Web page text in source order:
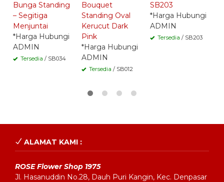
Bunga Standing
– Segitiga
Menjuntai
*Harga Hubungi
ADMIN
Tersedia / SB034
Bouquet
Standing Oval
Kerucut Dark
Pink
*Harga Hubungi
ADMIN
Tersedia / SB012
SB203
*Harga Hubungi
ADMIN
Tersedia / SB203
ALAMAT KAMI :
ROSE Flower Shop 1975
Jl. Hasanuddin No.28, Dauh Puri Kangin, Kec. Denpasar